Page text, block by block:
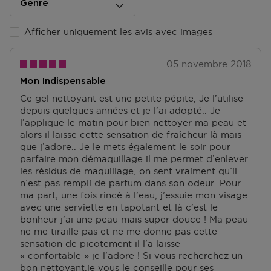
matériaux recyclés post-consommation.
Que veut dire des matériaux recyclés après
plastique) qui a déjà été utilisé et serait autrement
jeté. Ceci réduit la création de nouveaux déchets en
Comment recycler :
Cette bouteille est recyclable. Rincez la bouteille,
remettez le bouchon en place, puis placez-la dans un
bac de recyclage.
LA PHILOSOPHIE CLINIQUE :
Simple. Sûre. Efficace.
Toujours formulé pour un résultat maximal, sans
irritation. Soumis à des tests d’allergie. 100% sans
parfum.
track & trace.
Accédez à plus d’informations et à la FAQ sur la
Retourner
Retours
Après réception de votre commande, vous disposez
de 14 jours pour la retourner (partiellement) ou
l'annuler. Après l'annulation, vous disposez d'un délai
supplémentaire de 14 jours pour retourner les produits.
Pour annuler votre commande, vous pouvez nous
contacter ou utiliserle formulaire de retour.
Échange ou retour en magasin
ous pouvez également retourner ou échanger le
produit dans un magasin près de chez vous. Vous
n’avez pas besoin de remplir un formulaire de retour
pour cela. Veuillez apporter votre confirmation de
Genre
Afficher uniquement les avis avec images
05 novembre 2018
Mon Indispensable
Ce gel nettoyant est une petite pépite, Je l’utilise
depuis quelques années et je l’ai adopté.. Je
l’applique le matin pour bien nettoyer ma peau et
alors il laisse cette sensation de fraîcheur là mais
que j’adore.. Je le mets également le soir pour
parfaire mon démaquillage il me permet d’enlever
les résidus de maquillage, on sent vraiment qu’il
n’est pas rempli de parfum dans son odeur. Pour
ma part; une fois rincé à l’eau, j’essuie mon visage
avec une serviette en tapotant et là c’est le
bonheur j’ai une peau mais super douce ! Ma peau
ne me tiraille pas et ne me donne pas cette
sensation de picotement il l’a laisse
« confortable » je l’adore ! Si vous recherchez un
bon nettoyant,je vous le conseille pour ses